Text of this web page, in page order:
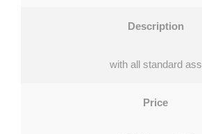
Description
with all standard ass
Price